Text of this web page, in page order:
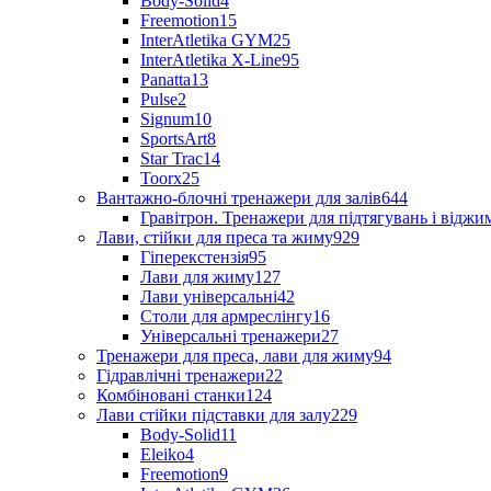
Freemotion15
InterAtletika GYM25
InterAtletika X-Line95
Panatta13
Pulse2
Signum10
SportsArt8
Star Trac14
Toorx25
Вантажно-блочні тренажери для залів644
Гравітрон. Тренажери для підтягувань і
Лави, стійки для преса та жиму929
Гіперекстензія95
Лави для жиму127
Лави універсальні42
Столи для армреслінгу16
Універсальні тренажери27
Тренажери для преса, лави для жиму94
Гідравлічні тренажери22
Комбіновані станки124
Лави стійки підставки для залу229
Body-Solid11
Eleiko4
Freemotion9